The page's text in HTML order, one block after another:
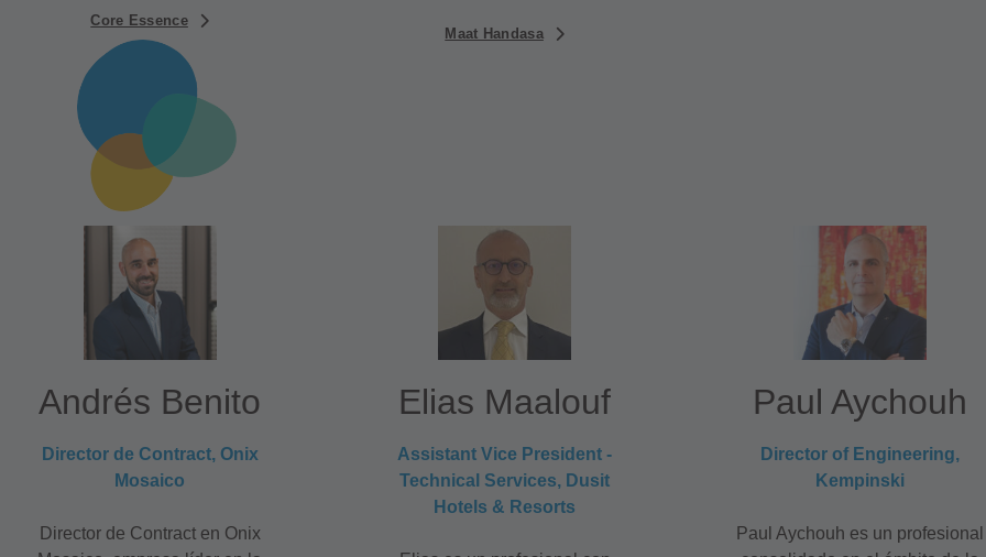
Core Essence
Maat Handasa
Andrés Benito
Director de Contract, Onix
Mosaico
Director de Contract en Onix
Elias Maalouf
Assistant Vice President -
Technical Services, Dusit
Hotels & Resorts
Paul Aychouh
Director of Engineering,
Kempinski
Paul Aychouh es un profesional